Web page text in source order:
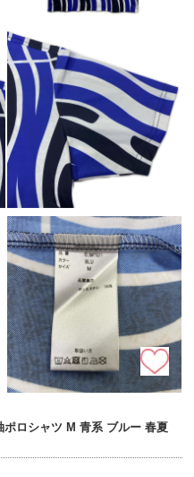
ロシャツ M 青系 ブルー 春夏